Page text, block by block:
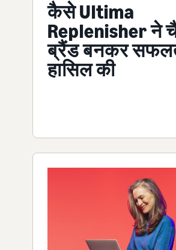
कैसे Ultima
Replenisher ने
ब्रैंड बनकर
हासिल की